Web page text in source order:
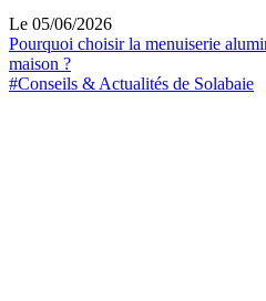
Le 05/06/2026
Pourquoi choisir la menuiserie
maison ?
#Conseils & Actualités de Solabaie